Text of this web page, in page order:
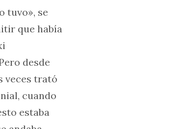
tuvo», se
que había
desde
veces trató
cuando
estaba